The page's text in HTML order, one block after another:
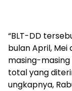
“BLT-DD
bulan April,
masing-masing
total yang
ungkapnya,